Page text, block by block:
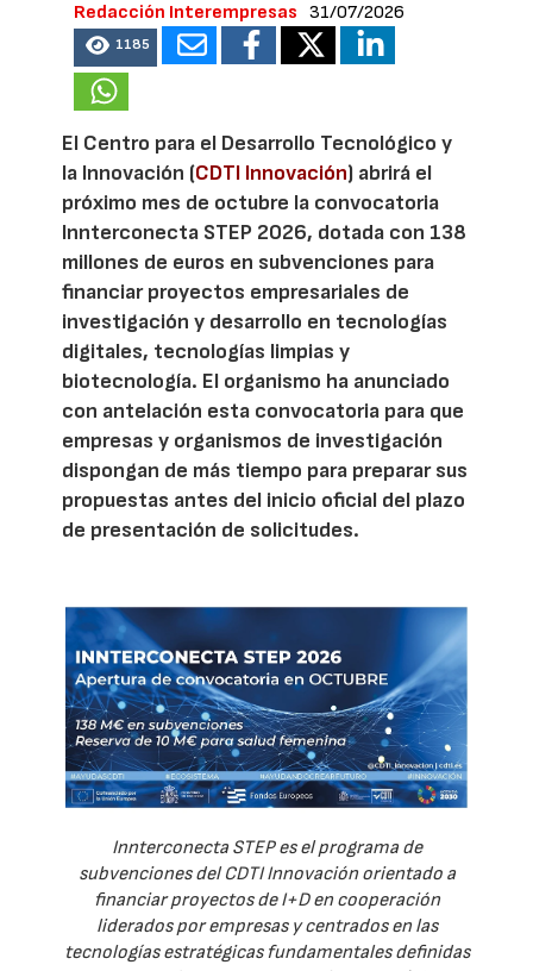
Redacción Interempresas 31/07/2026
1185
El Centro para el Desarrollo Tecnológico y
la Innovación (CDTI Innovación) abrirá el
próximo mes de octubre la convocatoria
Innterconecta STEP 2026, dotada con 138
millones de euros en subvenciones para
financiar proyectos empresariales de
investigación y desarrollo en tecnologías
digitales, tecnologías limpias y
biotecnología. El organismo ha anunciado
con antelación esta convocatoria para que
empresas y organismos de investigación
dispongan de más tiempo para preparar sus
propuestas antes del inicio oficial del plazo
de presentación de solicitudes.
Innterconecta STEP es el programa de
subvenciones del CDTI Innovación orientado a
financiar proyectos de I+D en cooperación
liderados por empresas y centrados en las
tecnologías estratégicas fundamentales definidas